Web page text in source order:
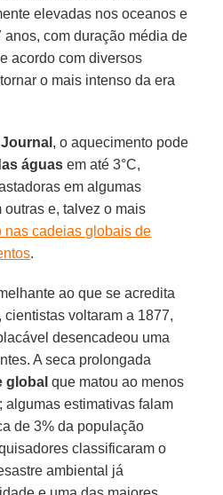
elevadas nos oceanos e
anos, com duração média de
acordo com diversos
o mais intenso da era
, o aquecimento pode
águas em até 3°C,
em algumas
outras e, talvez o mais
nas cadeias globais de
.
ao que se acredita
voltaram a 1877,
desencadeou uma
A seca prolongada
global que matou ao menos
algumas estimativas falam
de 3% da população
classificaram o
ambiental já